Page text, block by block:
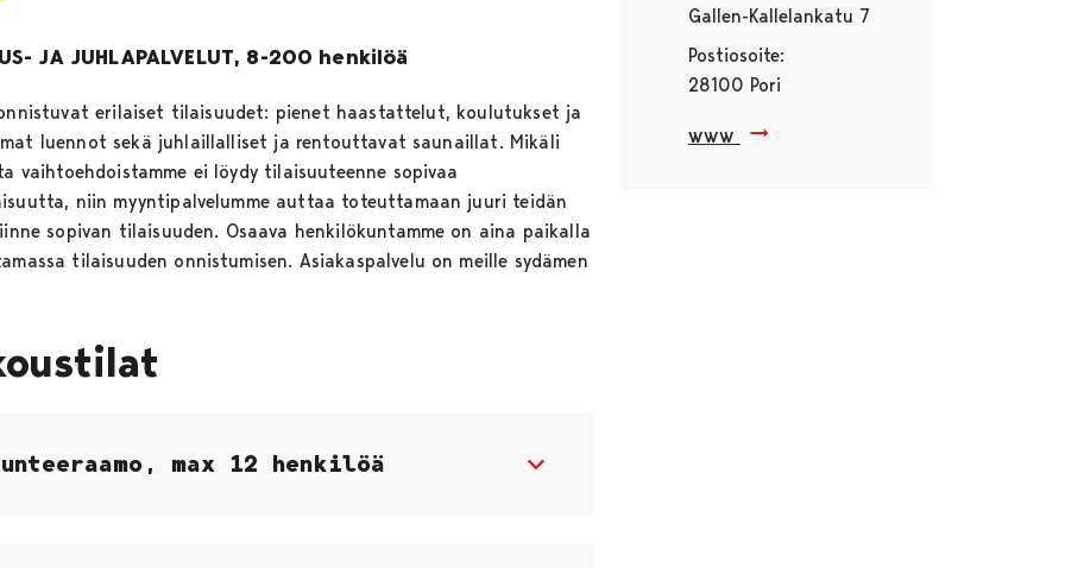
JA JUHLAPALVELUT, 8-200 henkilöä
erilaiset tilaisuudet: pienet haastattelut, koulutukset ja
luennot sekä juhlaillalliset ja rentouttavat saunaillat. Mikäli
vaihtoehdoistamme ei löydy tilaisuuteenne sopivaa
niin myyntipalvelumme auttaa toteuttamaan juuri teidän
sopivan tilaisuuden. Osaava henkilökuntamme on aina paikalla
tilaisuuden onnistumisen. Asiakaspalvelu on meille sydämen
max 12 henkilöä
Gallen-Kallelankatu 7
Postiosoite:
28100 Pori
www